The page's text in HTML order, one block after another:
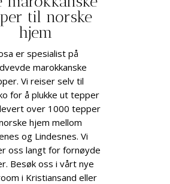
til norske
hjem
er spesialist på
marokkanske
Vi reiser selv til
for å plukke ut tepper
over 1000 tepper
hjem mellom
og Lindesnes. Vi
oss langt for fornøyde
Besøk oss i vårt nye
i Kristiansand eller